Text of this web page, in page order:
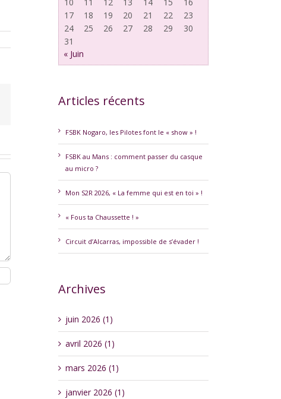
17
18 19 20 21 22
23
24
25 26 27 28 29
30
31
« Juin
Articles récents
FSBK Nogaro, les Pilotes font le « show » !
FSBK au Mans : comment passer du casque
au micro ?
Mon S2R 2026, « La femme qui est en toi » !
« Fous ta Chaussette ! »
Circuit d’Alcarras, impossible de s’évader !
Archives
juin 2026 (1)
avril 2026 (1)
mars 2026 (1)
janvier 2026 (1)